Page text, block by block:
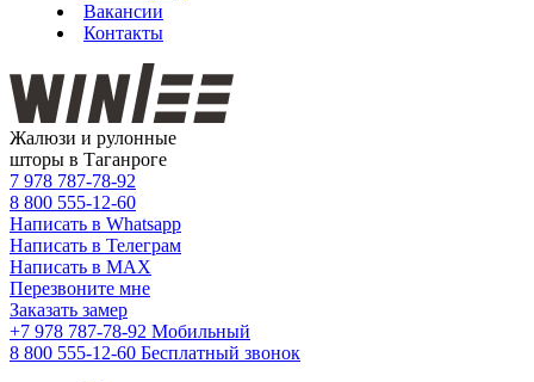
Вакансии
Контакты
Жалюзи и рулонные
шторы в Таганроге
7 978 787-78-92
8 800 555-12-60
Написать в Whatsapp
Написать в Телеграм
Написать в MAX
Перезвоните мне
Заказать замер
+7 978 787-78-92 Мобильный
8 800 555-12-60 Бесплатный звонок